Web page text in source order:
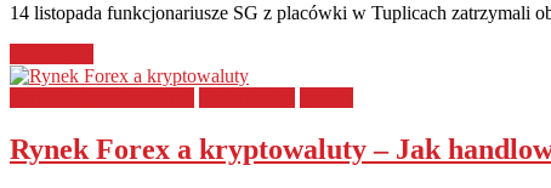
14 listopada funkcjonariusze SG z placówki w Tuplicach zatrzymali
Rynek Forex a kryptowaluty – Jak